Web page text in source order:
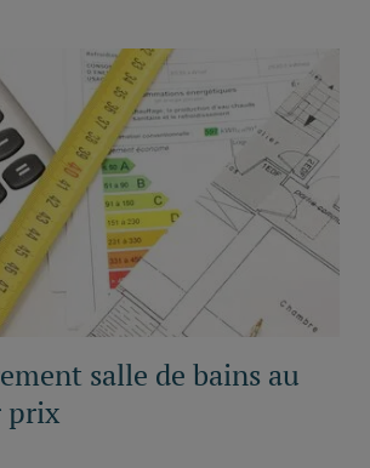
salle de bains au
prix